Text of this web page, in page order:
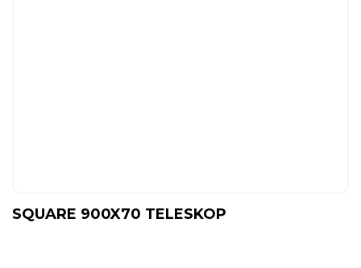
SQUARE 900X70 TELESKOP